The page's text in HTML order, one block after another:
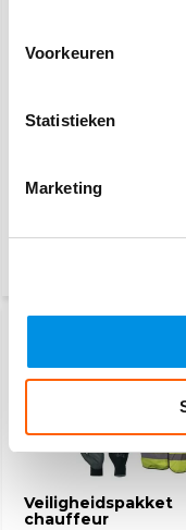
Voorkeuren
Statistieken
Marketing
Veiligheidspakket
chauffeur